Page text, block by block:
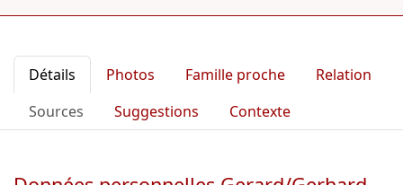
Détails Photos Famille proche
Relation
Sources
Suggestions Contexte